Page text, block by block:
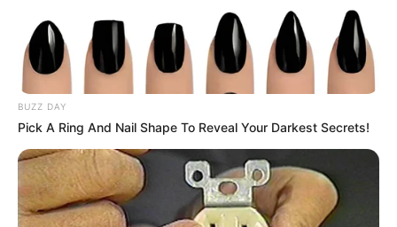
ΤΑ ΠΙΟ ΔΗΜΟΦΙΛΗ
BUZZ DAY
Pick A Ring And Nail Shape To Reveal Your Darkest Secrets!